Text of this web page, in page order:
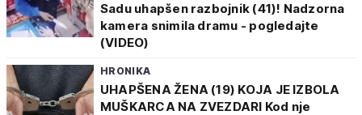
Sadu uhapšen razbojnik (41)! Nadzorna
kamera snimila dramu - pogledajte
(VIDEO)
HRONIKA
UHAPŠENA ŽENA (19) KOJA JE IZBOLA
MUŠKARCA NA ZVEZDARI Kod nje